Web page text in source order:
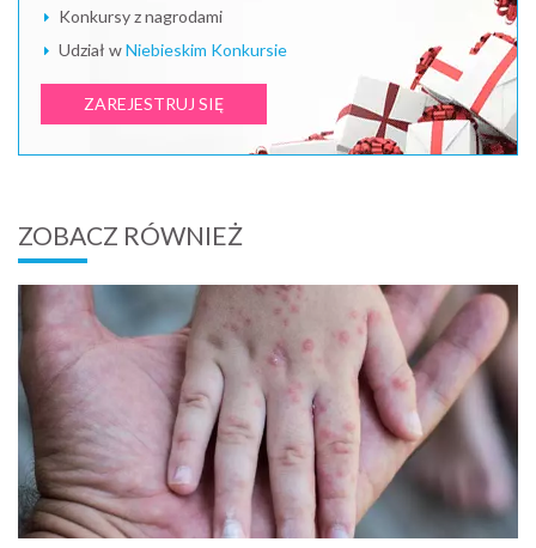
Konkursy z nagrodami
Udział wNiebieskim Konkursie
ZAREJESTRUJ SIĘ
ZOBACZ RÓWNIEŻ